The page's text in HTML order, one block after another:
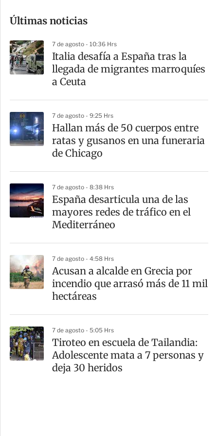
m
a
r
t
Últimas noticias
7 de agosto - 10:36 Hrs
Italia desafía a España tras la
llegada de migrantes marroquíes
a Ceuta
7 de agosto - 9:25 Hrs
Hallan más de 50 cuerpos entre
ratas y gusanos en una funeraria
de Chicago
7 de agosto - 8:38 Hrs
España desarticula una de las
mayores redes de tráfico en el
Mediterráneo
7 de agosto - 4:58 Hrs
Acusan a alcalde en Grecia por
incendio que arrasó más de 11 mil
hectáreas
7 de agosto - 5:05 Hrs
Tiroteo en escuela de Tailandia:
Adolescente mata a 7 personas y
deja 30 heridos